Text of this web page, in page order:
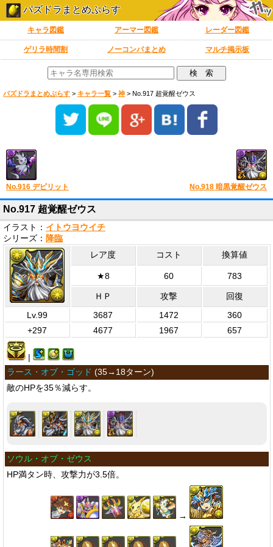
パズドラまとめぷらす
キャラ図鑑 アーマー図鑑 レーダー図鑑
ゲリラ時間割 ノーコンパまとめ マルチ掲示板
パズドラまとめぷらす > キャラ一覧 > 神 > No.917 超覚醒ゼウス
No.916 デビリット No.918 暗黒覚醒ゼウス
No.917 超覚醒ゼウス
イラスト： イトウヨウイチ
シリーズ： 降臨
レア度 コスト 換算値
★8 60 783
ＨＰ 攻撃
回復
Lv.99
3687 1472
360
+297
4677 1967 657
|
ラース・オブ・ゴッド (35→18ターン)
敵のHPを35％減らす。
ソウル・オブ・ゼウス
HP満タン時、攻撃力が3.5倍。
→